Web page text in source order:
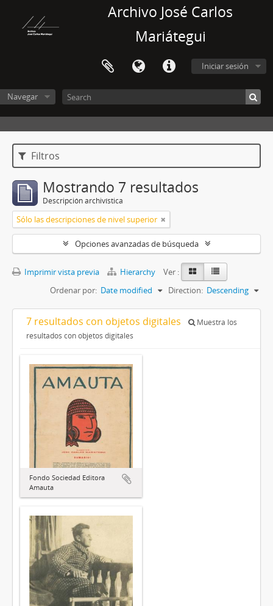
Archivo José Carlos
Mariátegui
Iniciar sesión
Navegar
Filtros
Mostrando 7 resultados
Descripción archivística
Sólo las descripciones de nivel superior
Opciones avanzadas de búsqueda
Imprimir vista previa Hierarchy
Ver :
Ordenar por: Date modified Direction: Descending
7 resultados con objetos digitales
Muestra los
resultados con objetos digitales
Fondo Sociedad Editora
Amauta